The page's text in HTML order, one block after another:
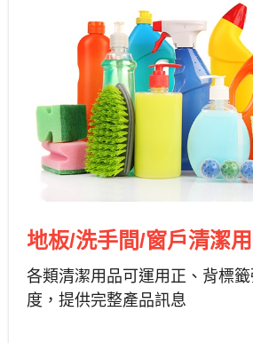
地板/洗手間/窗戶清潔
各類清潔用品可運用正、背標籤
度，提供完整產品訊息